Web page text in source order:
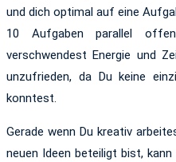
und dich optimal auf eine
10 Aufgaben parallel
verschwendest Energie und
unzufrieden, da Du keine
konntest.
Gerade wenn Du kreativ
neuen Ideen beteiligt bist,